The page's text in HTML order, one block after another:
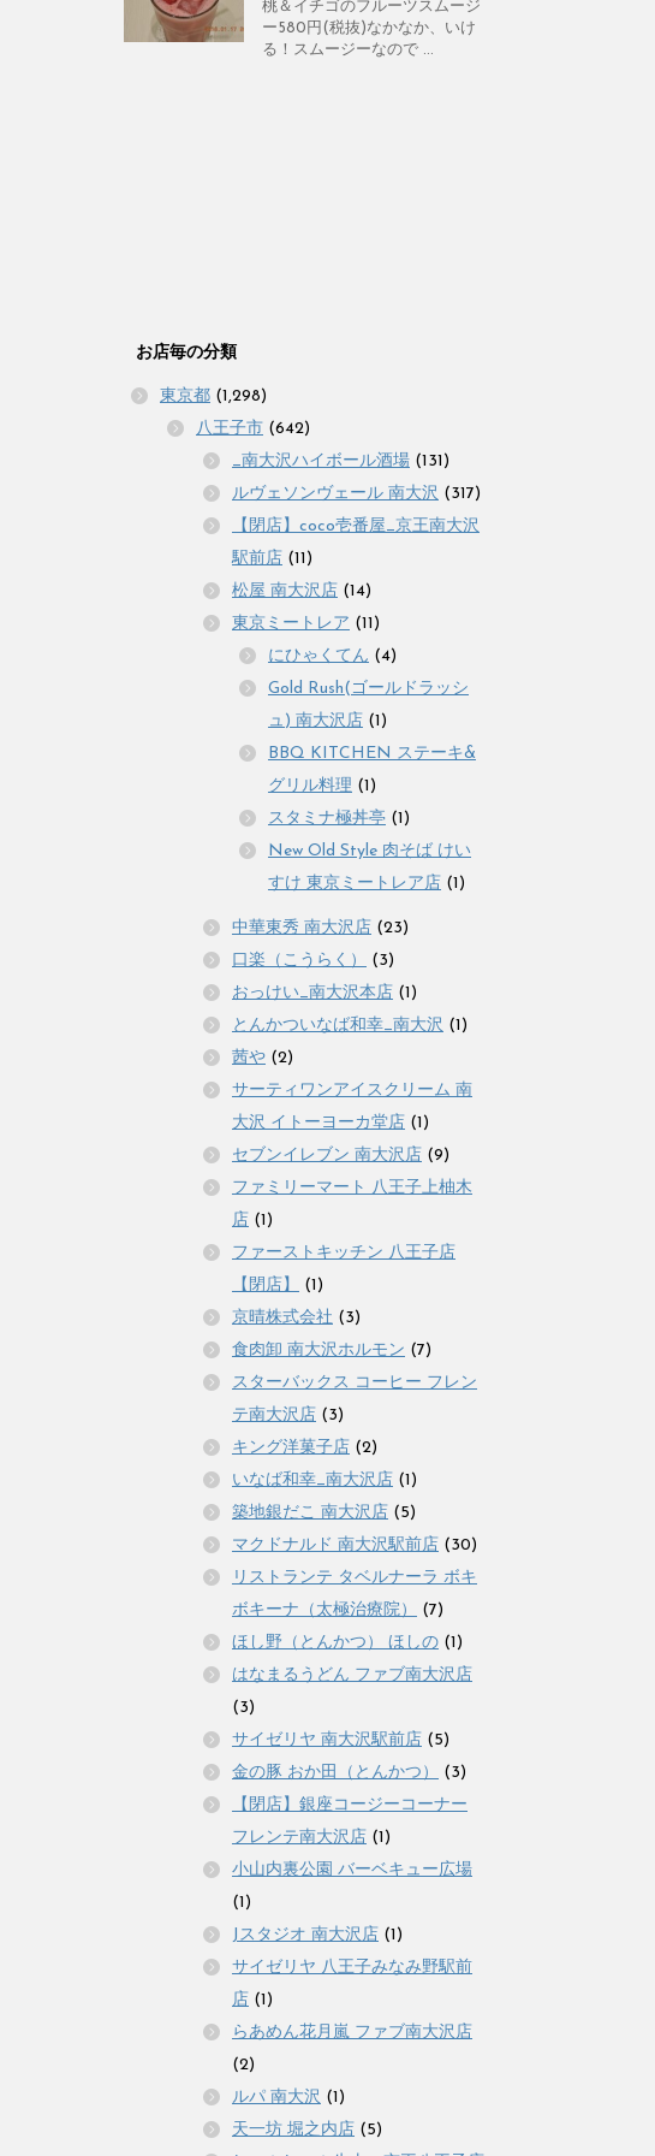
桃＆イチゴのフルーツスムージ
ー580円(税抜)なかなか、いけ
る！スムージーなので ...
お店毎の分類
東京都 (1,298)
八王子市 (642)
_南大沢ハイボール酒場 (131)
ルヴェソンヴェール 南大沢 (317)
【閉店】coco壱番屋_京王南大沢
駅前店 (11)
松屋 南大沢店 (14)
東京ミートレア (11)
にひゃくてん (4)
Gold Rush(ゴールドラッシ
ュ) 南大沢店 (1)
BBQ KITCHEN ステーキ&
グリル料理 (1)
スタミナ極丼亭 (1)
New Old Style 肉そば けい
すけ 東京ミートレア店 (1)
中華東秀 南大沢店 (23)
口楽（こうらく）
(3)
おっけい_南大沢本店 (1)
とんかついなば和幸_南大沢 (1)
茜や (2)
サーティワンアイスクリーム 南
大沢 イトーヨーカ堂店 (1)
セブンイレブン 南大沢店 (9)
ファミリーマート 八王子上柚木
店 (1)
ファーストキッチン 八王子店
【閉店】
(1)
京晴株式会社 (3)
食肉卸 南大沢ホルモン (7)
スターバックス コーヒー フレン
テ南大沢店 (3)
キング洋菓子店 (2)
いなば和幸_南大沢店 (1)
築地銀だこ 南大沢店 (5)
マクドナルド 南大沢駅前店 (30)
リストランテ タベルナーラ ボキ
ボキーナ（太極治療院）
(7)
ほし野（とんかつ） ほしの (1)
はなまるうどん ファブ南大沢店
(3)
サイゼリヤ 南大沢駅前店 (5)
金の豚 おか田（とんかつ）
(3)
【閉店】銀座コージーコーナー
フレンテ南大沢店 (1)
小山内裏公園 バーベキュー広場
(1)
Jスタジオ 南大沢店 (1)
サイゼリヤ 八王子みなみ野駅前
店 (1)
らあめん花月嵐 ファブ南大沢店
(2)
ルパ 南大沢 (1)
天一坊 堀之内店 (5)